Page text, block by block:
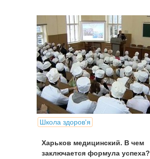
Школа здоров'я
Харьков медицинский. В чем
заключается формула успеха?